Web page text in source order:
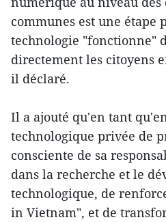
communes est une étape
technologie "fonctionne"
directement les citoyens
il déclaré.
Il a ajouté qu'en tant
technologique privée de
consciente de sa
dans la recherche et le
technologique, de
in Vietnam", et de